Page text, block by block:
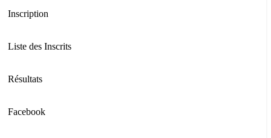
Inscription
Liste des Inscrits
Résultats
Facebook